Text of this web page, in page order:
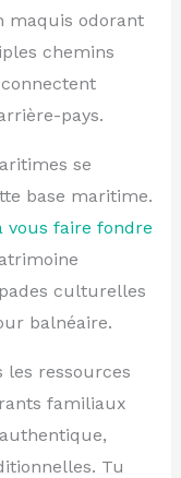
maquis odorant
chemins
pays.
se
base maritime.
vous faire fondre
culturelles
balnéaire.
les ressources
familiaux
Tu